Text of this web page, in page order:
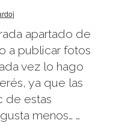
apartado de
a publicar fotos
vez lo hago
ya que las
de estas
menos… …